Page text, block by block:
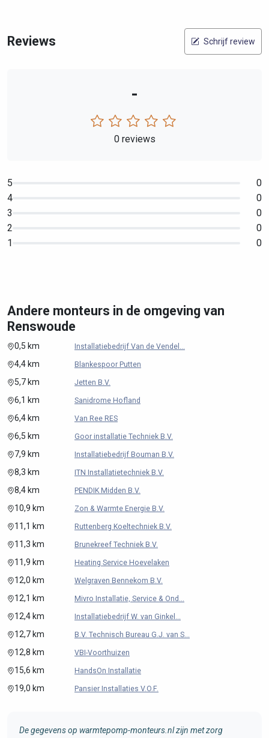
Reviews Schrijf review
-
0 reviews
5
0
4
0
3
0
2
0
1
0
Andere monteurs in de omgeving van
Renswoude
0,5 km Installatiebedrijf Van de Vendel...
4,4 km Blankespoor Putten
5,7 km Jetten B.V.
6,1 km Sanidrome Hofland
6,4 km Van Ree RES
6,5 km Goor installatie Techniek B.V.
7,9 km Installatiebedrijf Bouman B.V.
8,3 km ITN Installatietechniek B.V.
8,4 km PENDIK Midden B.V.
10,9 km Zon & Warmte Energie B.V.
11,1 km Ruttenberg Koeltechniek B.V.
11,3 km Brunekreef Techniek B.V.
11,9 km Heating Service Hoevelaken
12,0 km Welgraven Bennekom B.V.
12,1 km Mivro Installatie, Service & Ond...
12,4 km Installatiebedrijf W. van Ginkel...
12,7 km B.V. Technisch Bureau G.J. van S...
12,8 km VBI-Voorthuizen
15,6 km HandsOn Installatie
19,0 km Pansier Installaties V.O.F.
De gegevens op warmtepomp-monteurs.nl zijn met zorg